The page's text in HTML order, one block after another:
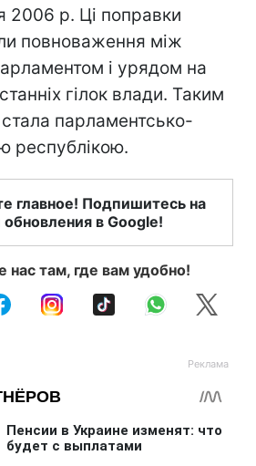
2006 р. Ці поправки
повноваження між
і урядом на
гілок влади. Таким
парламентсько-
республікою.
главное! Подпишитесь на
в Google!
нас там, где вам удобно!